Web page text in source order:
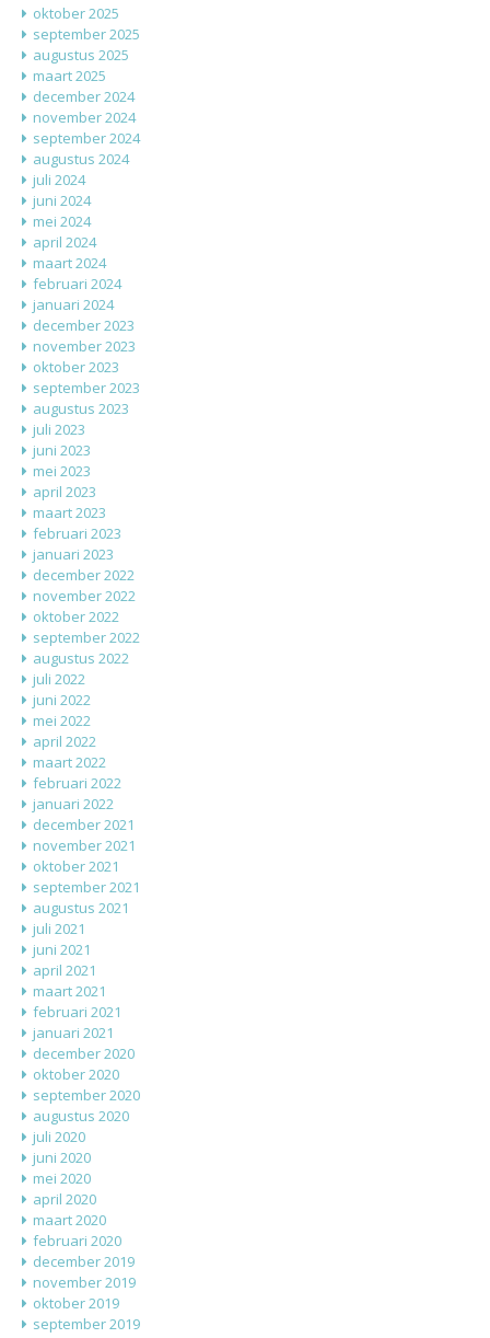
oktober 2025
september 2025
augustus 2025
maart 2025
december 2024
november 2024
september 2024
augustus 2024
juli 2024
juni 2024
mei 2024
april 2024
maart 2024
februari 2024
januari 2024
december 2023
november 2023
oktober 2023
september 2023
augustus 2023
juli 2023
juni 2023
mei 2023
april 2023
maart 2023
februari 2023
januari 2023
december 2022
november 2022
oktober 2022
september 2022
augustus 2022
juli 2022
juni 2022
mei 2022
april 2022
maart 2022
februari 2022
januari 2022
december 2021
november 2021
oktober 2021
september 2021
augustus 2021
juli 2021
juni 2021
april 2021
maart 2021
februari 2021
januari 2021
december 2020
oktober 2020
september 2020
augustus 2020
juli 2020
juni 2020
mei 2020
april 2020
maart 2020
februari 2020
december 2019
november 2019
oktober 2019
september 2019